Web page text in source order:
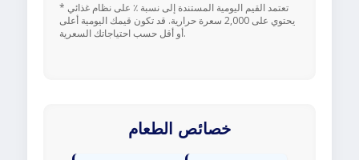
* تعتمد القيم اليومية المستندة إلى نسبة ٪ على نظام غذائي
يحتوي على 2,000 سعرة حرارية. قد تكون قيمك اليومية أعلى
أو أقل حسب احتياجاتك السعرية.
خصائص الطعام